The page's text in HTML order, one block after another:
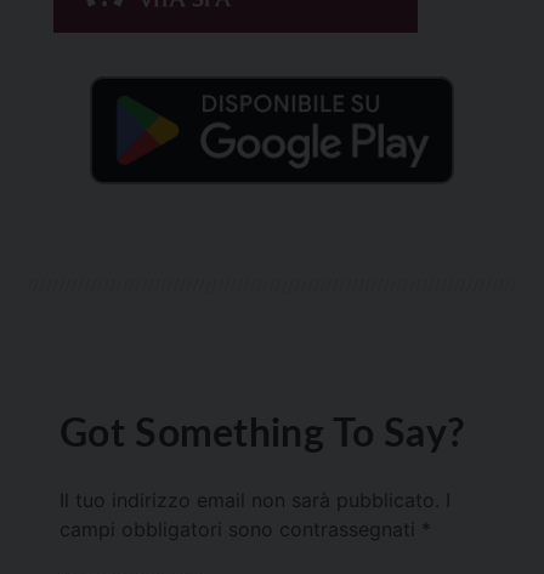
Got Something To Say?
Il tuo indirizzo email non sarà pubblicato.
campi obbligatori sono contrassegnati *